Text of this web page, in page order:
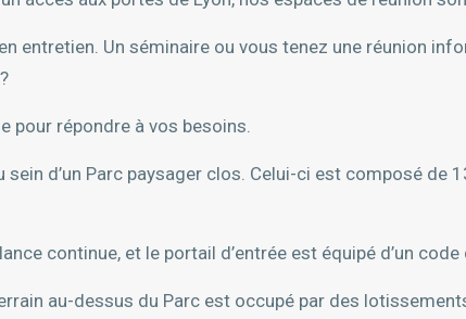
entretien. Un séminaire ou vous tenez une réunion
pour répondre à vos besoins.
d’un Parc paysager clos. Celui-ci est composé de
continue, et le portail d’entrée est équipé d’un code
au-dessus du Parc est occupé par des